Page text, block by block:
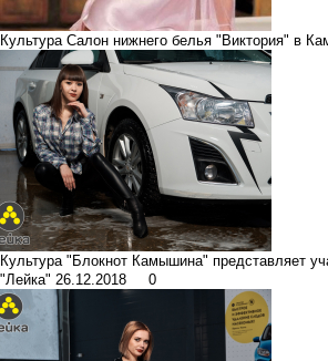
Культура Салон нижнего белья "Виктория" в
Культура "Блокнот Камышина" представляет
"Лейка" 26.12.2018 0